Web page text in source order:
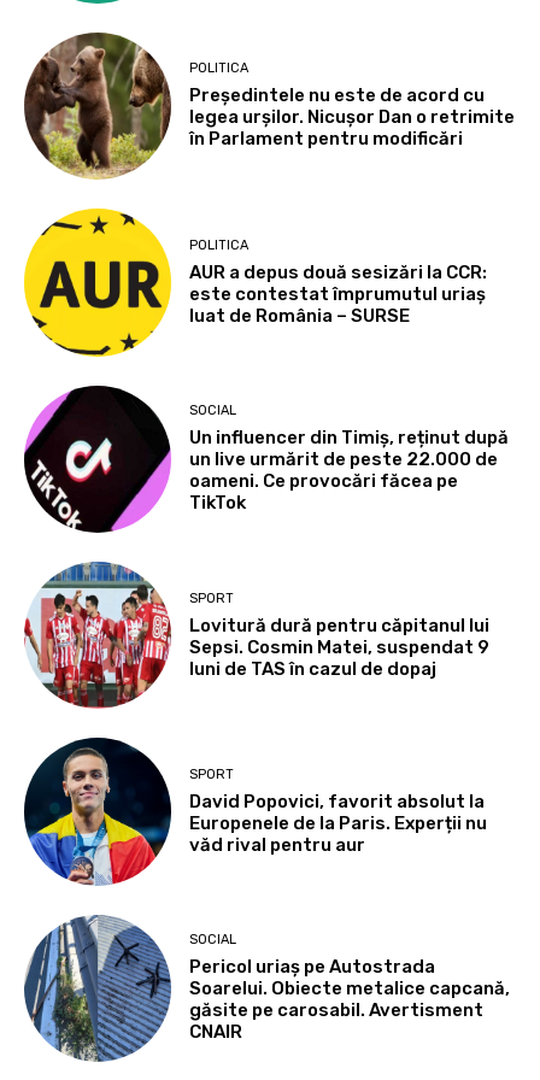
POLITICA
Președintele nu este de acord cu
legea urșilor. Nicușor Dan o retrimite
în Parlament pentru modificări
POLITICA
AUR a depus două sesizări la CCR:
este contestat împrumutul uriaș
luat de România – SURSE
SOCIAL
Un influencer din Timiș, reținut după
un live urmărit de peste 22.000 de
oameni. Ce provocări făcea pe
TikTok
SPORT
Lovitură dură pentru căpitanul lui
Sepsi. Cosmin Matei, suspendat 9
luni de TAS în cazul de dopaj
SPORT
David Popovici, favorit absolut la
Europenele de la Paris. Experții nu
văd rival pentru aur
SOCIAL
Pericol uriaș pe Autostrada
Soarelui. Obiecte metalice capcană,
găsite pe carosabil. Avertisment
CNAIR